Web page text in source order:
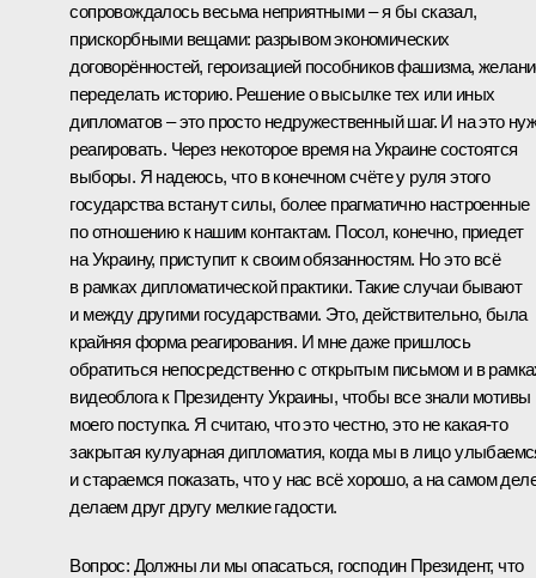
сопровождалось весьма неприятными – я бы сказал,
прискорбными вещами: разрывом экономических
договорённостей, героизацией пособников фашизма,
переделать историю. Решение о высылке тех или иных
дипломатов – это просто недружественный шаг. И на это
реагировать. Через некоторое время на Украине состоятся
выборы. Я надеюсь, что в конечном счёте у руля этого
государства встанут силы, более прагматично настроенные
по отношению к нашим контактам. Посол, конечно, приедет
на Украину, приступит к своим обязанностям. Но это всё
в рамках дипломатической практики. Такие случаи бывают
и между другими государствами. Это, действительно, была
крайняя форма реагирования. И мне даже пришлось
обратиться непосредственно с открытым письмом и в
видеоблога к Президенту Украины, чтобы все знали мотивы
моего поступка. Я считаю, что это честно, это не какая‑то
закрытая кулуарная дипломатия, когда мы в лицо
и стараемся показать, что у нас всё хорошо, а на самом
делаем друг другу мелкие гадости.
Вопрос: Должны ли мы опасаться, господин Президент, что